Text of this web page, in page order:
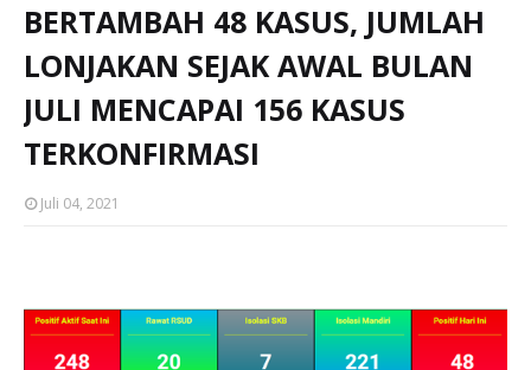
BERTAMBAH 48 KASUS, JUMLAH
LONJAKAN SEJAK AWAL BULAN
JULI MENCAPAI 156 KASUS
TERKONFIRMASI
Juli 04, 2021